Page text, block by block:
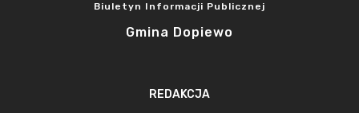
Biuletyn Informacji Publicznej
Gmina Dopiewo
REDAKCJA